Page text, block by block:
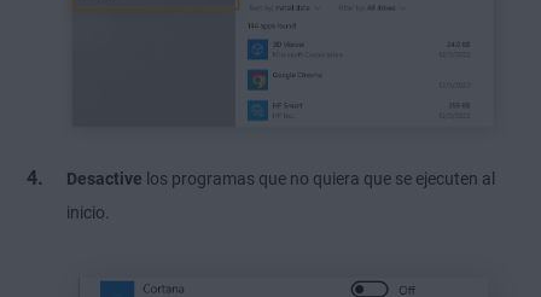
Desactive los programas que no quiera que se ejecuten al
inicio.